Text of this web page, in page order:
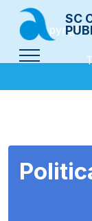
SC
© Copyright